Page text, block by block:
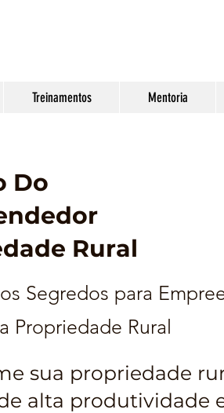
Treinamentos Mentoria
Do
Rural
Segredos para
Propriedade Rural
sua propriedade
alta produtividade